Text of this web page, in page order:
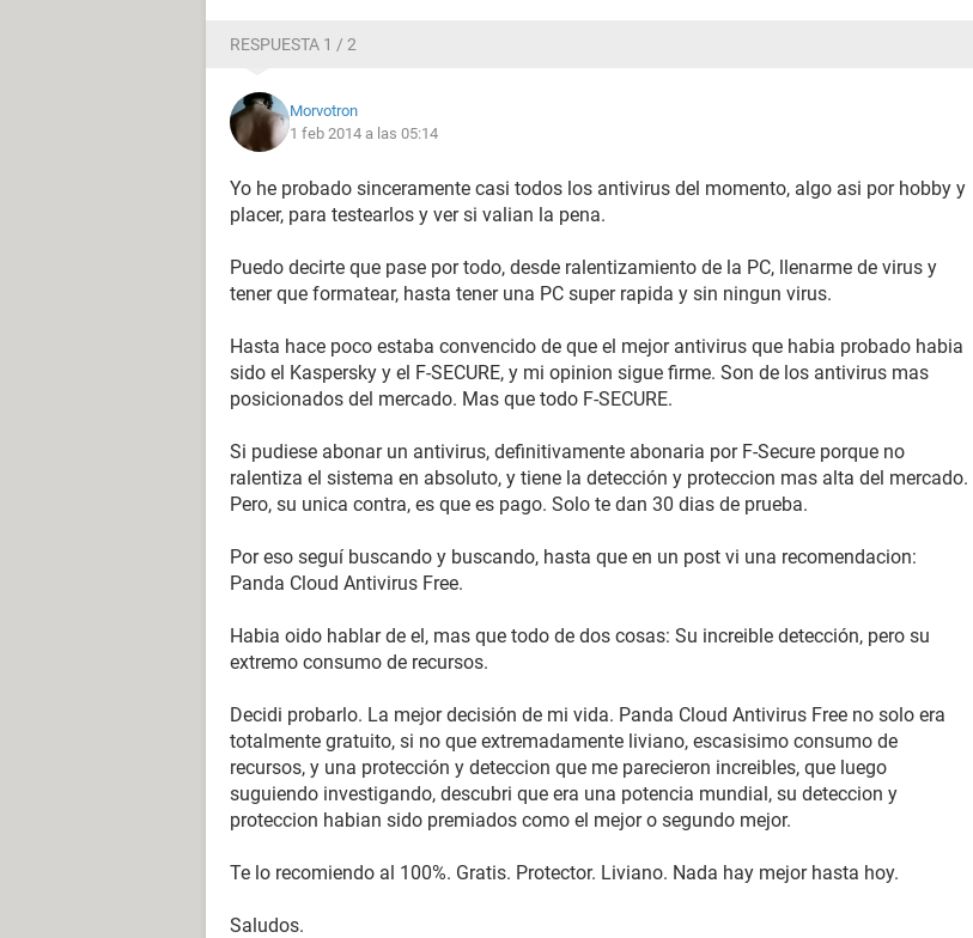
RESPUESTA 1 / 2
Morvotron
1 feb 2014 a las 05:14
Yo he probado sinceramente casi todos los antivirus del momento, algo asi por hobby y
placer, para testearlos y ver si valian la pena.
Puedo decirte que pase por todo, desde ralentizamiento de la PC, llenarme de virus y
tener que formatear, hasta tener una PC super rapida y sin ningun virus.
Hasta hace poco estaba convencido de que el mejor antivirus que habia probado habia
sido el Kaspersky y el F-SECURE, y mi opinion sigue firme. Son de los antivirus mas
posicionados del mercado. Mas que todo F-SECURE.
Si pudiese abonar un antivirus, definitivamente abonaria por F-Secure porque no
ralentiza el sistema en absoluto, y tiene la detección y proteccion mas alta del mercado.
Pero, su unica contra, es que es pago. Solo te dan 30 dias de prueba.
Por eso seguí buscando y buscando, hasta que en un post vi una recomendacion:
Panda Cloud Antivirus Free.
Habia oido hablar de el, mas que todo de dos cosas: Su increible detección, pero su
extremo consumo de recursos.
Decidi probarlo. La mejor decisión de mi vida. Panda Cloud Antivirus Free no solo era
totalmente gratuito, si no que extremadamente liviano, escasisimo consumo de
recursos, y una protección y deteccion que me parecieron increibles, que luego
suguiendo investigando, descubri que era una potencia mundial, su deteccion y
proteccion habian sido premiados como el mejor o segundo mejor.
Te lo recomiendo al 100%. Gratis. Protector. Liviano. Nada hay mejor hasta hoy.
Saludos.